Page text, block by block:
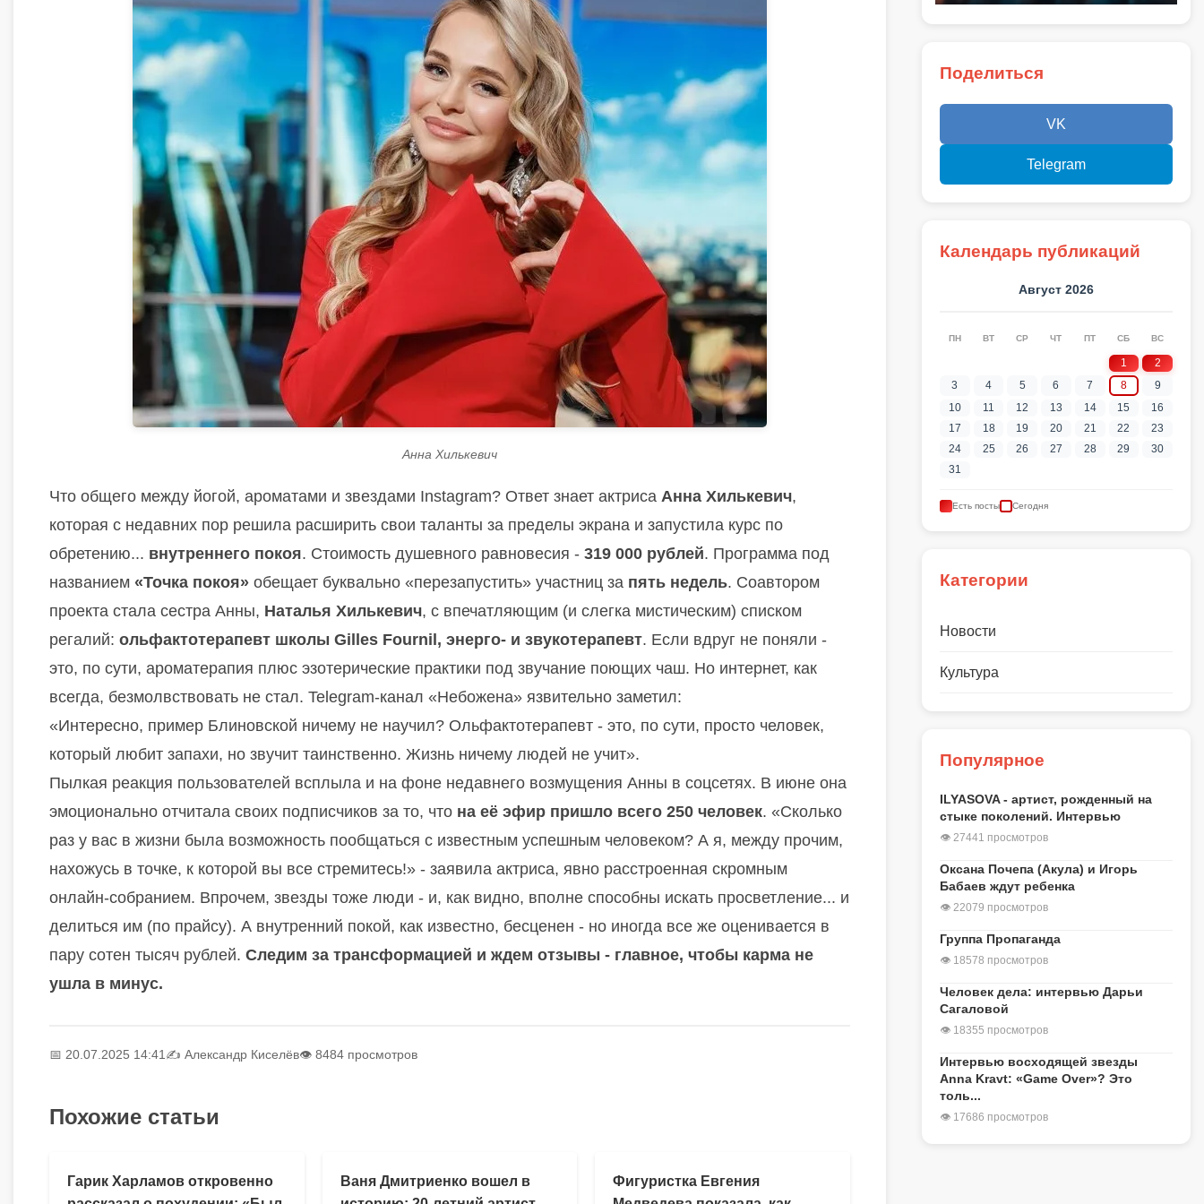
Анна Хилькевич
Что общего между йогой, ароматами и звездами Instagram? Ответ знает актриса Анна Хилькевич,
которая с недавних пор решила расширить свои таланты за пределы экрана и запустила курс по
обретению... внутреннего покоя. Стоимость душевного равновесия - 319 000 рублей. Программа под
названием «Точка покоя» обещает буквально «перезапустить» участниц за пять недель. Соавтором
проекта стала сестра Анны, Наталья Хилькевич, с впечатляющим (и слегка мистическим) списком
регалий: ольфактотерапевт школы Gilles Fournil, энерго- и звукотерапевт. Если вдруг не поняли -
это, по сути, ароматерапия плюс эзотерические практики под звучание поющих чаш. Но интернет, как
всегда, безмолвствовать не стал. Telegram-канал «Небожена» язвительно заметил:
«Интересно, пример Блиновской ничему не научил? Ольфактотерапевт - это, по сути, просто человек,
который любит запахи, но звучит таинственно. Жизнь ничему людей не учит».
Пылкая реакция пользователей всплыла и на фоне недавнего возмущения Анны в соцсетях. В июне она
эмоционально отчитала своих подписчиков за то, что на её эфир пришло всего 250 человек. «Сколько
раз у вас в жизни была возможность пообщаться с известным успешным человеком? А я, между прочим,
нахожусь в точке, к которой вы все стремитесь!» - заявила актриса, явно расстроенная скромным
онлайн-собранием. Впрочем, звезды тоже люди - и, как видно, вполне способны искать просветление... и
делиться им (по прайсу). А внутренний покой, как известно, бесценен - но иногда все же оценивается в
пару сотен тысяч рублей. Следим за трансформацией и ждем отзывы - главное, чтобы карма не
ушла в минус.
📅 20.07.2025 14:41 ✍️ Александр Киселёв👁 8484 просмотров
Похожие статьи
Гарик Харламов откровенно
Ваня Дмитриенко вошел в
Фигуристка Евгения
Поделиться
VK
Telegram
Календарь публикаций
Август 2026
ПН ВТ СР ЧТ ПТ СБ ВС
1
2
3
4 5 6 7 8
9
10
11 12 13 14 15
16
17
18 19 20 21 22
23
24
25 26 27 28 29
30
31
Есть посты Сегодня
Категории
Новости
Культура
Популярное
ILYASOVA - артист, рожденный на
стыке поколений. Интервью
👁 27441 просмотров
Оксана Почепа (Акула) и Игорь
Бабаев ждут ребенка
👁 22079 просмотров
Группа Пропаганда
👁 18578 просмотров
Человек дела: интервью Дарьи
Сагаловой
👁 18355 просмотров
Интервью восходящей звезды
Anna Kravt: «Game Over»? Это
толь...
👁 17686 просмотров